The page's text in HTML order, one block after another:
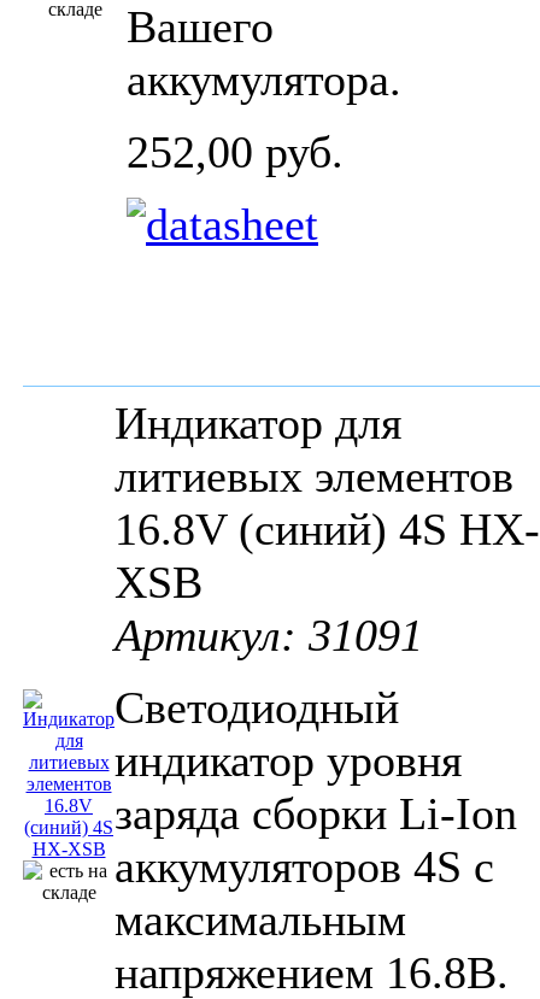
Вашего
аккумулятора.
252,00 руб.
Индикатор для
литиевых элементов
16.8V (синий) 4S НХ-
XSB
Артикул: 31091
Светодиодный
индикатор уровня
заряда сборки Li-Ion
аккумуляторов 4S с
максимальным
напряжением 16.8В.